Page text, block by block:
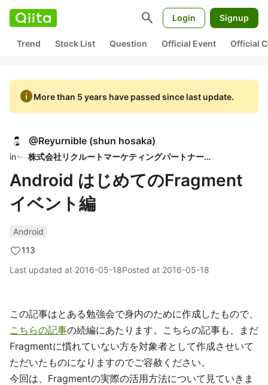
search Login Signup
Trend Stock List Question Official Event Official
infoMore than 5 years have passed since last update.
@Reyurnible (shun hosaka)
in 株式会社リクルートマーケティングパートナーズ
Android はじめてのFragment
イベント編
Android
113
Last updated at 2016-05-18Posted at 2016-05-18
この記事はとある勉強会で身内のために作成したもので、
こちらの記事の続編にあたります。こちらの記事も、まだ
Fragmentに慣れていない方を対象者として作成させいて
ただいたものになりますのでご容赦ください。
今回は、Fragmentの実際の活用方法について見ていきま